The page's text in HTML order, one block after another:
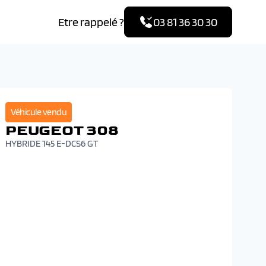
Etre rappelé ? 03 81 36 30 30
Véhicule vendu
PEUGEOT 308
HYBRIDE 145 E-DCS6 GT